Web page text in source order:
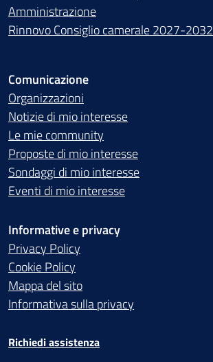
Amministrazione
Rinnovo Consiglio camerale 2027-2032
Comunicazione
Organizzazioni
Notizie di mio interesse
Le mie community
Proposte di mio interesse
Sondaggi di mio interesse
Eventi di mio interesse
Informative e privacy
Privacy Policy
Cookie Policy
Mappa del sito
Informativa sulla privacy
Richiedi assistenza